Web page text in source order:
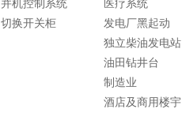
并机控制系统
切换开关柜
医疗系统
发电厂黑起动
独立柴油发电站
油田钻井台
制造业
酒店及商用楼宇